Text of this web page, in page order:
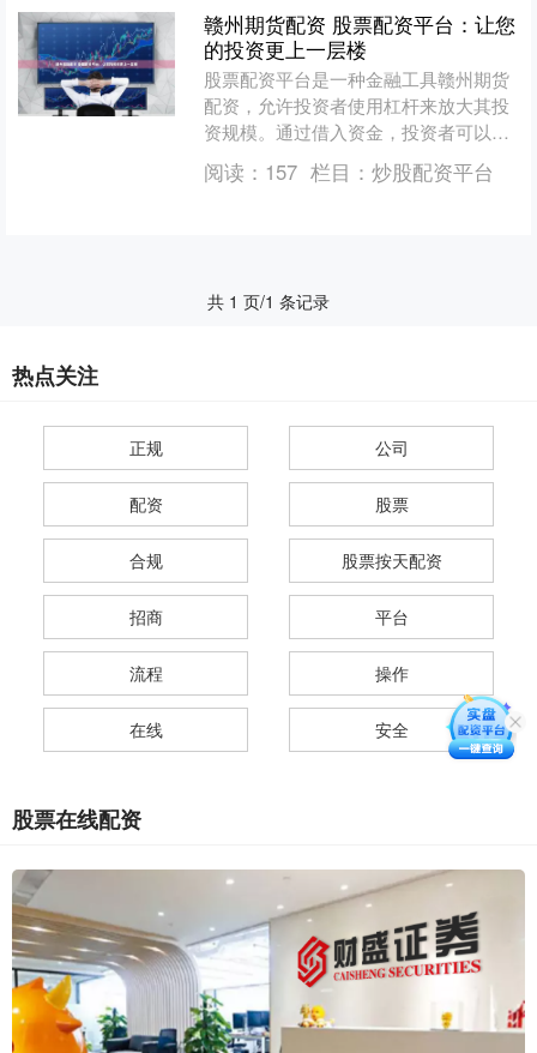
赣州期货配资 股票配资平台：让您
的投资更上一层楼
股票配资平台是一种金融工具赣州期货
配资，允许投资者使用杠杆来放大其投
资规模。通过借入资金，投资者可以购
买更多股票，从而增加潜在利润。 **爆
仓风险：**当股票价....
阅读： 157 栏目： 炒股配资平台
共 1 页/1 条记录
热点关注
正规 公司
配资 股票
合规 股票按天配资
招商 平台
流程 操作
在线 安全
股票在线配资